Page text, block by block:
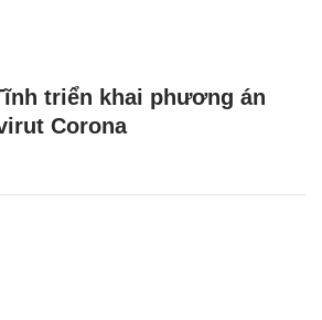
triển khai phương án
Corona